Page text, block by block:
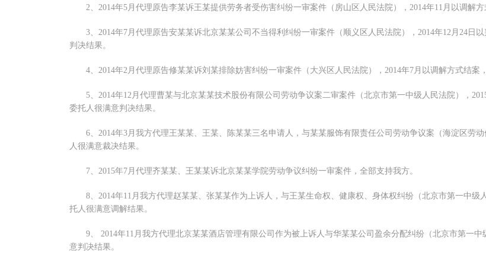
2、2014年5月代理原告李某诉王某提供劳务者受伤害纠纷一审案件（房山区人民法院），2014年11月以调解
3、2014年7月代理原告安某某诉北京某某公司不当得利纠纷一审案件（顺义区人民法院），2014年12月24日
判决结果。
4、2014年2月代理原告修某某诉刘某排除妨害纠纷一审案件（大兴区人民法院），2014年7月以调解方式结案
5、2014年12月代理曹某与北京某某技术股份有限公司劳动争议案二审案件（北京市第一中级人民法院），
委托人很满意判决结果。
6、2014年3月我方代理王某某、王某、陈某某三名申请人，与某某服饰有限责任公司劳动争议案（海淀区劳
人很满意裁决结果。
7、2015年7月代理齐某某、王某某诉北京某某学院劳动争议纠纷一审案件，全部支持我方。
8、2014年11月我方代理赵某某、张某某作为上诉人，与王某生命权、健康权、身体权纠纷（北京市第一中
托人很满意调解结果。
9、 2014年11月我方代理北京某某酒店管理有限公司作为被上诉人与华某某公司盈余分配纠纷（北京市第一
意判决结果。